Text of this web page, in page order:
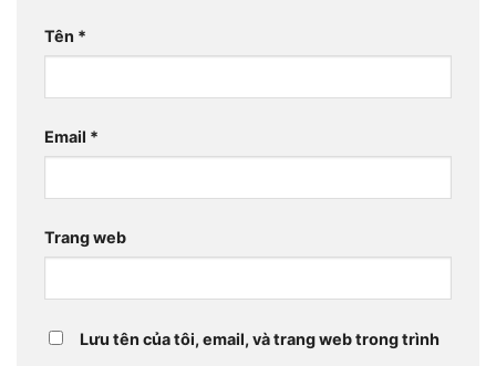
Tên *
Email *
Trang web
Lưu tên của tôi, email, và trang web trong trình